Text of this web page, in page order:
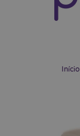
Início